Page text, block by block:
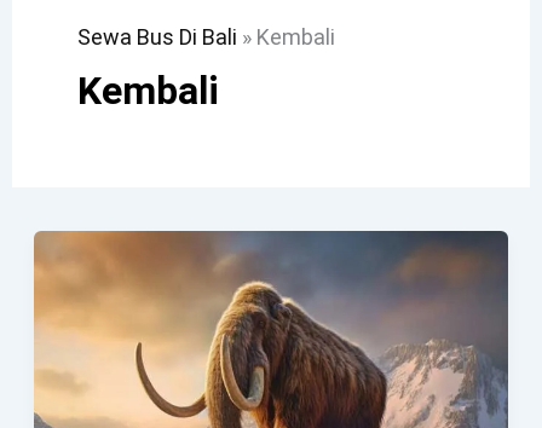
Sewa Bus Di Bali » Kembali
Kembali